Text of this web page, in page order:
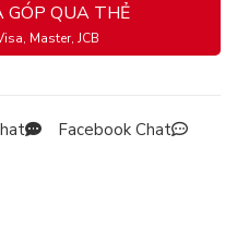
GÓP QUA THẺ
Master, JCB
Facebook Chat